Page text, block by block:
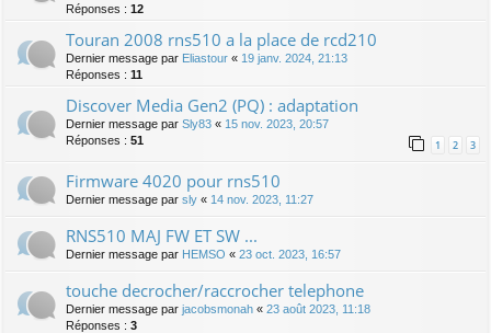
Réponses : 12
Touran 2008 rns510 a la place de rcd210
Dernier message par Eliastour « 19 janv. 2024, 21:13
Réponses : 11
Discover Media Gen2 (PQ) : adaptation
Dernier message par Sly83 « 15 nov. 2023, 20:57
Réponses : 51 1 2 3
Firmware 4020 pour rns510
Dernier message par sly « 14 nov. 2023, 11:27
RNS510 MAJ FW ET SW ...
Dernier message par HEMSO « 23 oct. 2023, 16:57
touche decrocher/raccrocher telephone
Dernier message par jacobsmonah « 23 août 2023, 11:18
Réponses : 3